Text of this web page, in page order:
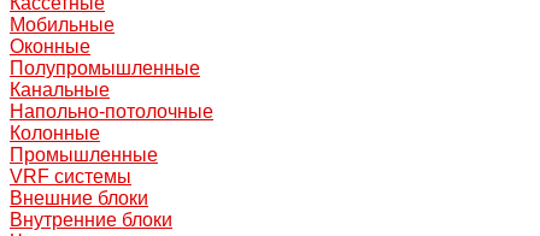
Мобильные
Оконные
Полупромышленные
Канальные
Напольно-потолочные
Колонные
Промышленные
VRF системы
Внешние блоки
Внутренние блоки